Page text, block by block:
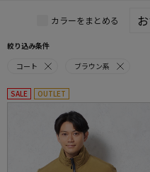
カラーをまとめる
絞り込み条件
コート
ブラウン系
SALE OUTLET